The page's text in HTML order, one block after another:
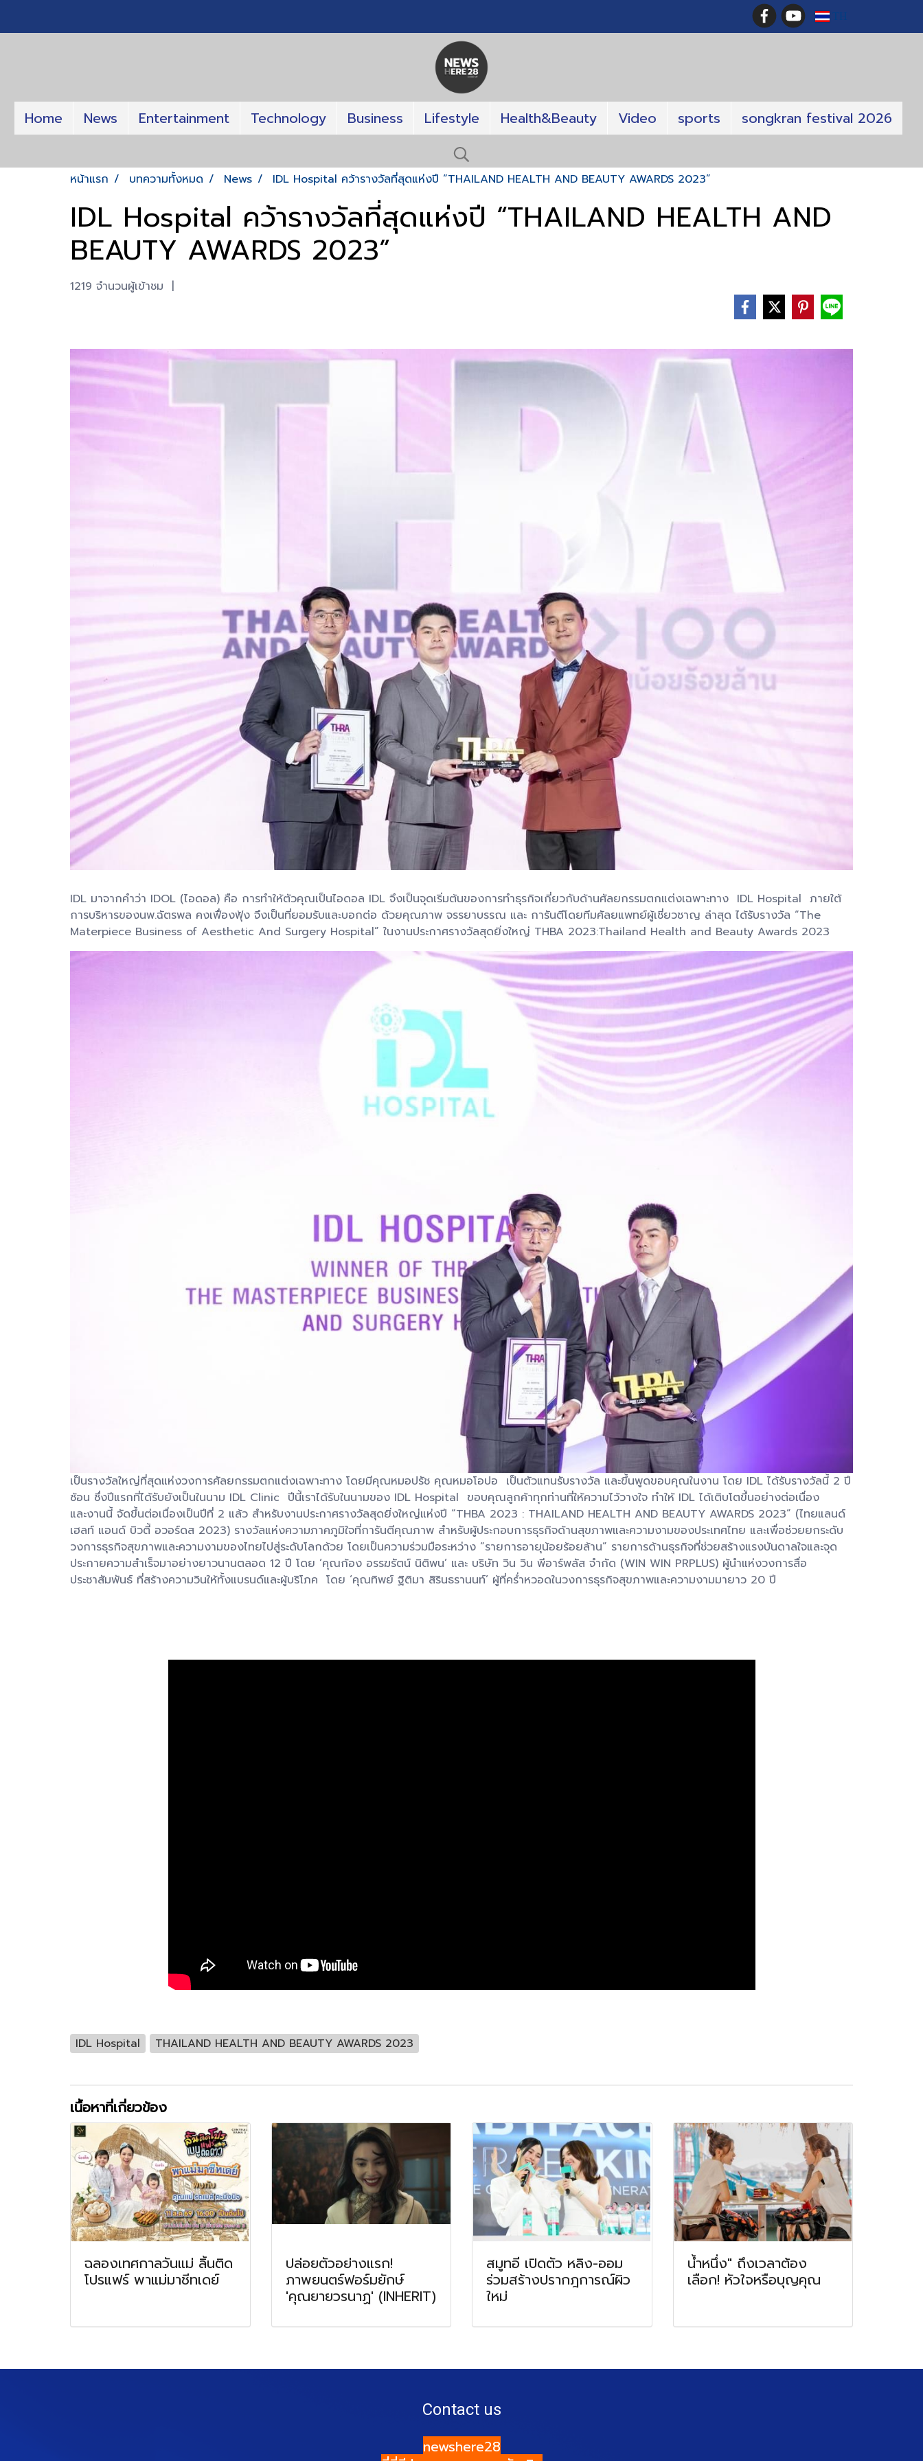
TH
Home News Entertainment Technology Business Lifestyle Health&Beauty Video sports songkran festival 2026
หน้าแรก บทความทั้งหมด News IDL Hospital คว้ารางวัลที่สุดแห่งปี “THAILAND HEALTH AND BEAUTY AWARDS 2023”
IDL Hospital คว้ารางวัลที่สุดแห่งปี “THAILAND HEALTH AND
BEAUTY AWARDS 2023”
1219 จำนวนผู้เข้าชม |
IDL มาจากคำว่า IDOL (ไอดอล) คือ การทำให้ตัวคุณเป็นไอดอล IDL จึงเป็นจุดเริ่มต้นของการทำธุรกิจเกี่ยวกับด้านศัลยกรรมตกแต่งเฉพาะทาง IDL Hospital ภายใต้
การบริหารของนพ.ฉัตรพล​ คงเฟื่องฟุ้ง​ จึงเป็นที่ยอมรับและบอกต่อ ด้วยคุณภาพ​ จรรยาบรรณ​ และ การันตีโดยทีมศัลยแพทย์ผู้เชี่ยวชาญ ล่าสุด ได้รับรางวัล “The
Materpiece Business of Aesthetic And Surgery Hospital” ในงานประกาศรางวัลสุดยิ่งใหญ่ THBA 2023:Thailand Health and Beauty Awards 2023
เป็นรางวัลใหญ่ที่สุดแห่งวงการศัลยกรรมตกแต่งเฉพาะทาง โดยมีคุณหมอปรัช คุณหมอโอปอ เป็นตัวแทนรับรางวัล และขึ้นพูดขอบคุณในงาน โดย IDL ได้รับรางวัลนี้ 2 ปี
ซ้อน ซึ่งปีแรกที่ได้รับยังเป็นในนาม IDL Clinic ปีนี้เราได้รับในนามของ IDL Hospital ขอบคุณลูกค้าทุกท่านที่ให้ความไว้วางใจ ทำให้ IDL ได้เติบโตขึ้นอย่างต่อเนื่อง
และงานนี้ จัดขึ้นต่อเนื่องเป็นปีที่ 2 แล้ว สำหรับงานประกาศรางวัลสุดยิ่งใหญ่แห่งปี “THBA 2023 : THAILAND HEALTH AND BEAUTY AWARDS 2023” (ไทยแลนด์
เฮลท์ แอนด์ บิวตี้ อวอร์ดส 2023) รางวัลแห่งความภาคภูมิใจที่การันตีคุณภาพ สำหรับผู้ประกอบการธุรกิจด้านสุขภาพและความงามของประเทศไทย และเพื่อช่วยยกระดับ
วงการธุรกิจสุขภาพและความงามของไทยไปสู่ระดับโลกด้วย โดยเป็นความร่วมมือระหว่าง “รายการอายุน้อยร้อยล้าน” รายการด้านธุรกิจที่ช่วยสร้างแรงบันดาลใจและจุด
ประกายความสำเร็จมาอย่างยาวนานตลอด 12 ปี โดย ‘คุณก้อง อรรฆรัตน์ นิติพน’ และ บริษัท วิน วิน พีอาร์พลัส จำกัด (WIN WIN PRPLUS) ผู้นำแห่งวงการสื่อ
ประชาสัมพันธ์ ที่สร้างความวินให้ทั้งแบรนด์และผู้บริโภค โดย ‘คุณทิพย์ ฐิติมา สิรินธรานนท์’ ผู้ที่คร่ำหวอดในวงการธุรกิจสุขภาพและความงามมายาว 20 ปี
IDL Hospital THAILAND HEALTH AND BEAUTY AWARDS 2023
เนื้อหาที่เกี่ยวข้อง
ฉลองเทศกาลวันแม่ ลิ้นติด
โปรแฟร์ พาแม่มาชีทเดย์
ปล่อยตัวอย่างแรก!
ภาพยนตร์ฟอร์มยักษ์
'คุณยายวรนาฏ' (INHERIT)
สมูทอี เปิดตัว หลิง-ออม
ร่วมสร้างปรากฎการณ์ผิว
ใหม่
น้ำหนึ่ง" ถึงเวลาต้อง
เลือก! หัวใจหรือบุญคุณ
Contact us
newshere28